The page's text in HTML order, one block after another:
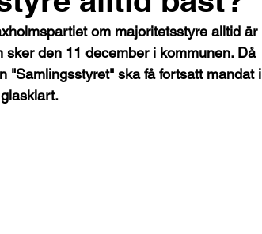
om majoritetsstyre alltid är
den 11 december i kommunen. Då
"Samlingsstyret" ska få fortsatt mandat i